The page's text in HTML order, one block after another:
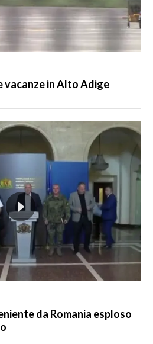
in Alto Adige
da Romania esploso